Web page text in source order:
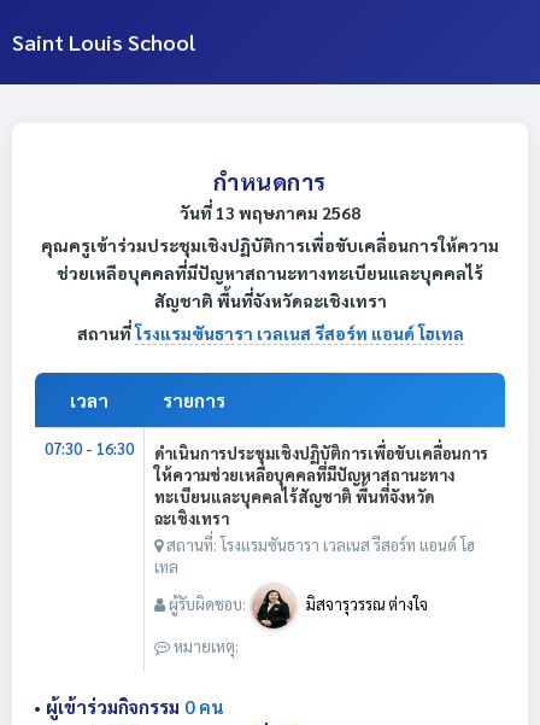
Saint Louis School
กำหนดการ
วันที่ 13 พฤษภาคม 2568
คุณครูเข้าร่วมประชุมเชิงปฏิบัติการเพื่อขับเคลื่อนการให้ความ
ช่วยเหลือบุคคลที่มีปัญหาสถานะทางทะเบียนและบุคคลไร้
สัญชาติ พื้นที่จังหวัดฉะเชิงเทรา
สถานที่โรงแรมซันธารา เวลเนส รีสอร์ท แอนด์ โฮเทล
เวลา รายการ
07:30 - 16:30
ดำเนินการประชุมเชิงปฏิบัติการเพื่อขับเคลื่อนการ
ให้ความช่วยเหลือบุคคลที่มีปัญหาสถานะทาง
ทะเบียนและบุคคลไร้สัญชาติ พื้นที่จังหวัด
ฉะเชิงเทรา
สถานที่: โรงแรมซันธารา เวลเนส รีสอร์ท แอนด์ โฮ
เทล
ผู้รับผิดชอบ:
มิสจารุวรรณ ต่างใจ
หมายเหตุ:
• ผู้เข้าร่วมกิจกรรม 0 คน